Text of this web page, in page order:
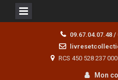
09.67.04.07.48
RCS 450 528 237
Mon